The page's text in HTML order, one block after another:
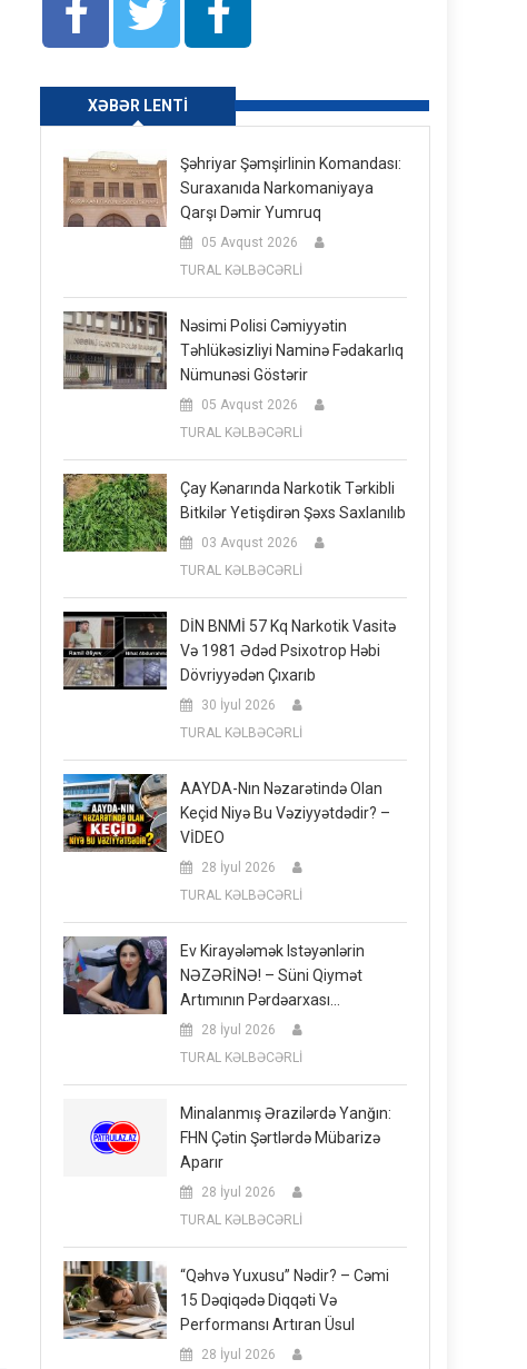
XƏBƏR LENTI
Şəhriyar Şəmşirlinin Komandası:
Suraxanıda Narkomaniyaya
Qarşı Dəmir Yumruq
05 Avqust 2026
TURAL KƏLBƏCƏRLİ
Nəsimi Polisi Cəmiyyətin
Təhlükəsizliyi Naminə Fədakarlıq
Nümunəsi Göstərir
05 Avqust 2026
TURAL KƏLBƏCƏRLİ
Çay Kənarında Narkotik Tərkibli
Bitkilər Yetişdirən Şəxs Saxlanılıb
03 Avqust 2026
TURAL KƏLBƏCƏRLİ
DİN BNMİ 57 Kq Narkotik Vasitə
Və 1981 Ədəd Psixotrop Həbi
Dövriyyədən Çıxarıb
30 İyul 2026
TURAL KƏLBƏCƏRLİ
AAYDA-Nın Nəzarətində Olan
Keçid Niyə Bu Vəziyyətdədir? –
VİDEO
28 İyul 2026
TURAL KƏLBƏCƏRLİ
Ev Kirayələmək Istəyənlərin
NƏZƏRİNƏ! – Süni Qiymət
Artımının Pərdəarxası…
28 İyul 2026
TURAL KƏLBƏCƏRLİ
Minalanmış Ərazilərdə Yanğın:
FHN Çətin Şərtlərdə Mübarizə
Aparır
28 İyul 2026
TURAL KƏLBƏCƏRLİ
“Qəhvə Yuxusu” Nədir? – Cəmi
15 Dəqiqədə Diqqəti Və
Performansı Artıran Üsul
28 İyul 2026